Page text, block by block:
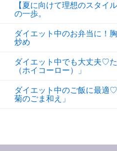
【夏に向けて理想のスタイ
の一歩。
ダイエット中のお弁当に！
炒め
ダイエット中でも大丈夫♡
（ホイコーロー）」
ダイエット中のご飯に最適
菊のごま和え」